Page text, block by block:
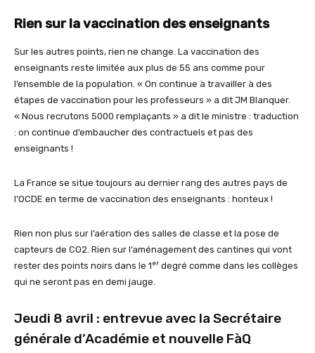
Rien sur la vaccination des enseignants
Sur les autres points, rien ne change. La vaccination des
enseignants reste limitée aux plus de 55 ans comme pour
l’ensemble de la population. « On continue à travailler à des
étapes de vaccination pour les professeurs » a dit JM Blanquer.
« Nous recrutons 5000 remplaçants » a dit le ministre : traduction
: on continue d’embaucher des contractuels et pas des
enseignants !
La France se situe toujours au dernier rang des autres pays de
l’OCDE en terme de vaccination des enseignants : honteux !
Rien non plus sur l’aération des salles de classe et la pose de
capteurs de CO2. Rien sur l’aménagement des cantines qui vont
rester des points noirs dans le 1er degré comme dans les collèges
qui ne seront pas en demi jauge.
Jeudi 8 avril : entrevue avec la Secrétaire
générale d’Académie et nouvelle FàQ